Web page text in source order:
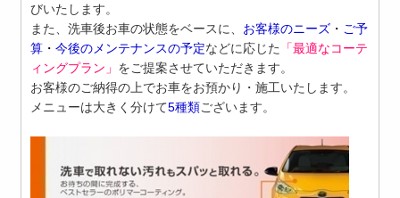
びいたします。
また、洗車後お車の状態をベースに、 お客様のニーズ ・ ご予
算 ・今後のメンテナンスの予定などに応じた
「最適なコーテ
ィングプラン」 をご提案させていただきます。
お客様のご納得の上でお車をお預かり・施工いたします。
メニューは大きく分けて5種類ございます。